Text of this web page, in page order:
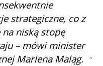
strategiczne, co z
na niską stopę
– mówi minister
Marlena Maląg.